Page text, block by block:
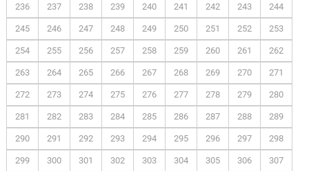
236 237 238 239 240 241 242 243 244
245 246 247 248 249 250 251 252 253
254 255 256 257 258 259 260 261 262
263 264 265 266 267 268 269 270 271
272 273 274 275 276 277 278 279 280
281 282 283 284 285 286 287 288 289
290 291 292 293 294 295 296 297 298
299 300 301 302 303 304 305 306 307